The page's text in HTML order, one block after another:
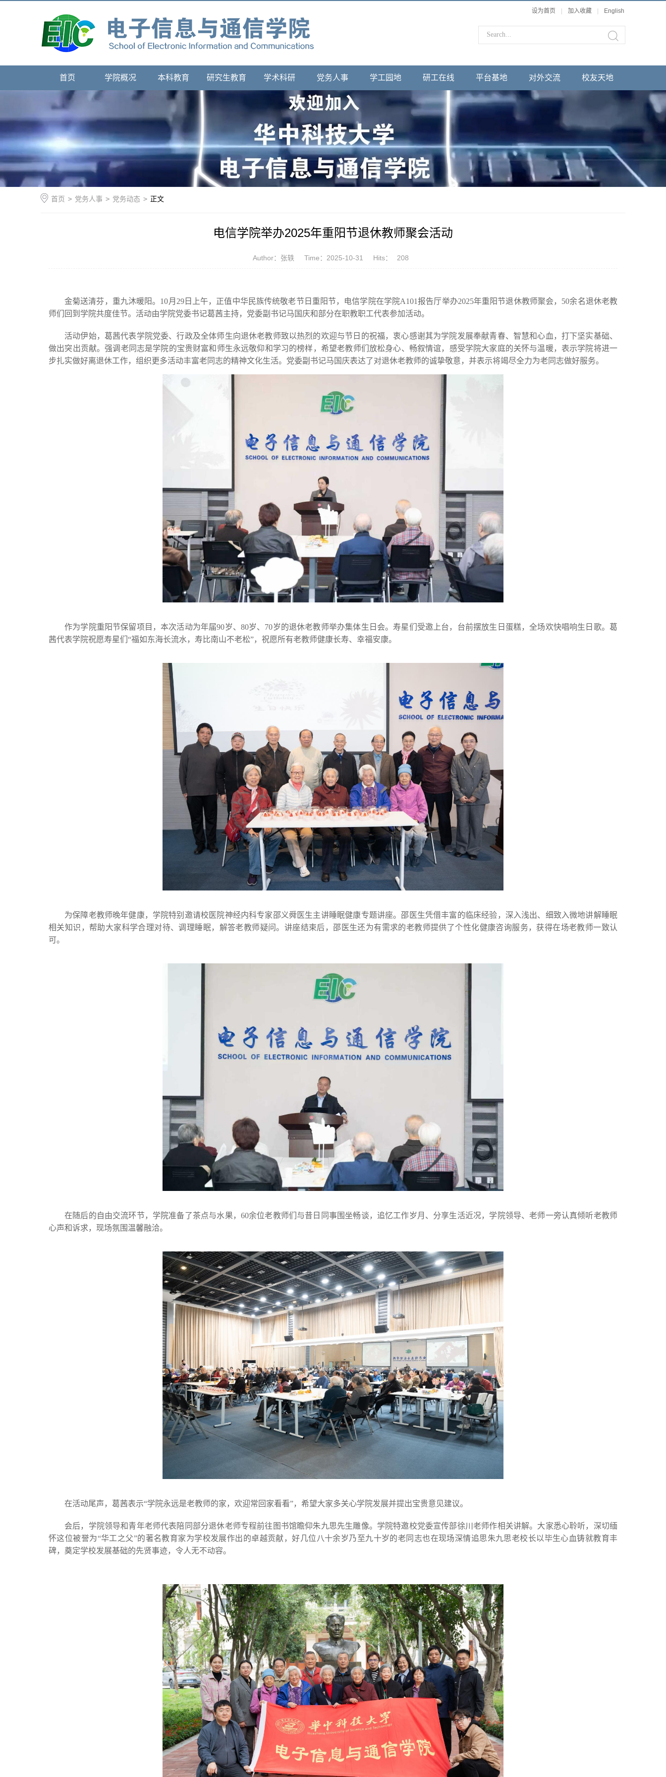
设为首页 加入收藏 English
首页 学院概况 本科教育 研究生教育 学术科研 党务人事 学工园地 研工在线 平台基地 对外交流 校友天地
首页 > 党务人事 > 党务动态 > 正文
电信学院举办2025年重阳节退休教师聚会活动
Author：张轶 Time：2025-10-31 Hits： 208
金菊送清芬，重九沐暖阳。10月29日上午，正值中华民族传统敬老节日重阳节，电信学院在学院A101报告厅举办2025年重阳节退休教师聚会，50余名退休老教
师们回到学院共度佳节。活动由学院党委书记葛茜主持，党委副书记马国庆和部分在职教职工代表参加活动。
活动伊始，葛茜代表学院党委、行政及全体师生向退休老教师致以热烈的欢迎与节日的祝福，衷心感谢其为学院发展奉献青春、智慧和心血，打下坚实基础、
做出突出贡献。强调老同志是学院的宝贵财富和师生永远敬仰和学习的榜样，希望老教师们放松身心、畅叙情谊，感受学院大家庭的关怀与温暖，表示学院将进一
步扎实做好离退休工作，组织更多活动丰富老同志的精神文化生活。党委副书记马国庆表达了对退休老教师的诚挚敬意，并表示将竭尽全力为老同志做好服务。
作为学院重阳节保留项目，本次活动为年届90岁、80岁、70岁的退休老教师举办集体生日会。寿星们受邀上台，台前摆放生日蛋糕，全场欢快唱响生日歌。葛
茜代表学院祝愿寿星们“福如东海长流水，寿比南山不老松”，祝愿所有老教师健康长寿、幸福安康。
为保障老教师晚年健康，学院特别邀请校医院神经内科专家邵义舜医生主讲睡眠健康专题讲座。邵医生凭借丰富的临床经验，深入浅出、细致入微地讲解睡眠
相关知识，帮助大家科学合理对待、调理睡眠，解答老教师疑问。讲座结束后，邵医生还为有需求的老教师提供了个性化健康咨询服务，获得在场老教师一致认
可。
在随后的自由交流环节，学院准备了茶点与水果，60余位老教师们与昔日同事围坐畅谈，追忆工作岁月、分享生活近况，学院领导、老师一旁认真倾听老教师
心声和诉求，现场氛围温馨融洽。
在活动尾声，葛茜表示“学院永远是老教师的家，欢迎常回家看看”，希望大家多关心学院发展并提出宝贵意见建议。
会后，学院领导和青年老师代表陪同部分退休老师专程前往图书馆瞻仰朱九思先生雕像。学院特邀校党委宣传部徐川老师作相关讲解。大家悉心聆听，深切缅
怀这位被誉为“华工之父”的著名教育家为学校发展作出的卓越贡献，好几位八十余岁乃至九十岁的老同志也在现场深情追思朱九思老校长以毕生心血铸就教育丰
碑，奠定学校发展基础的先贤事迹，令人无不动容。